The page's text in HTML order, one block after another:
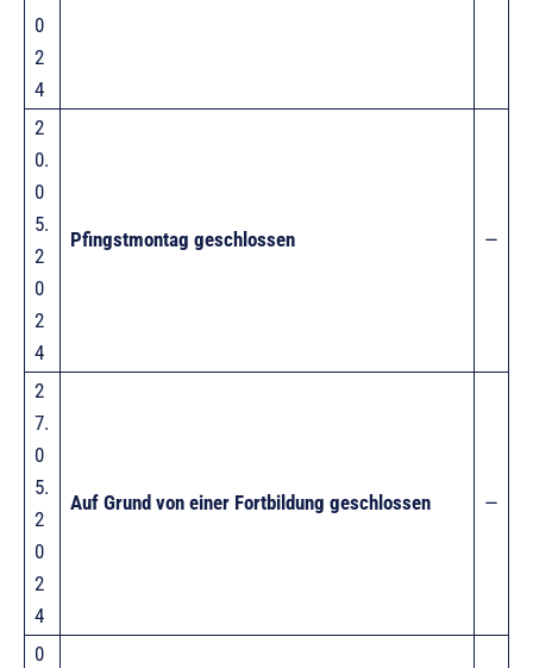
0
2
4
2
0.
0
5.
2
0
2
4
Pfingstmontag geschlossen —
2
7.
0
5.
2
0
2
4
Auf Grund von einer Fortbildung geschlossen —
0